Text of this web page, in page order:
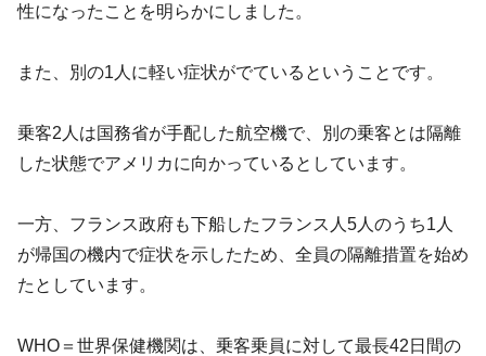
性になったことを明らかにしました。
また、別の1人に軽い症状がでているということです。
乗客2人は国務省が手配した航空機で、別の乗客とは隔離
した状態でアメリカに向かっているとしています。
一方、フランス政府も下船したフランス人5人のうち1人
が帰国の機内で症状を示したため、全員の隔離措置を始め
たとしています。
WHO＝世界保健機関は、乗客乗員に対して最長42日間の